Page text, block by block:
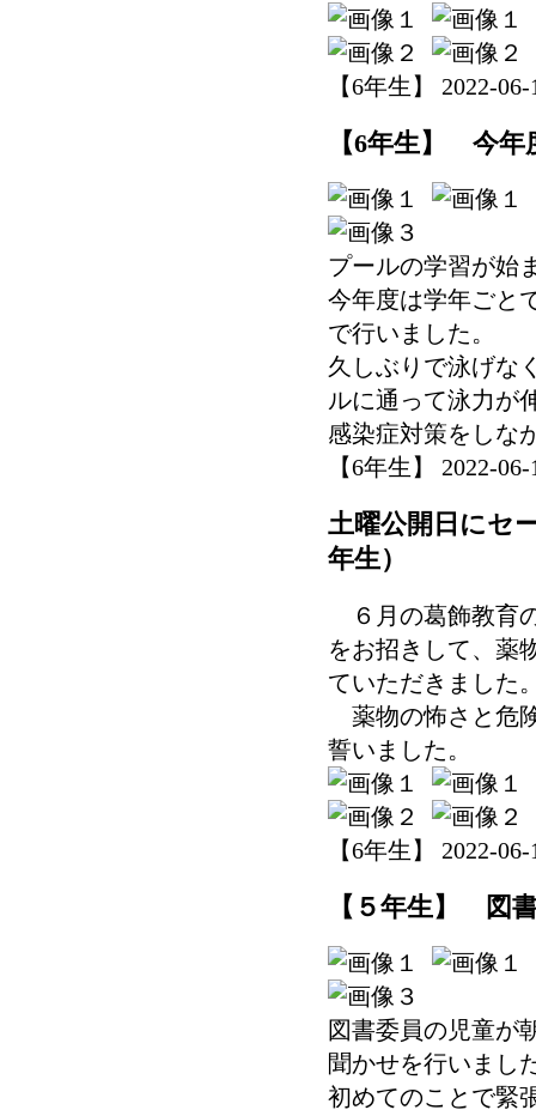
【6年生】 2022-
【6年生】 今年
プールの学習が始
今年度は学年ごと
で行いました。
久しぶりで泳げな
ルに通って泳力が
感染症対策をしな
【6年生】 2022-
土曜公開日にセ
年生）
６月の葛飾教育
をお招きして、薬
ていただきました
薬物の怖さと危
誓いました。
【6年生】 2022-
【５年生】 図
図書委員の児童が
聞かせを行いまし
初めてのことで緊